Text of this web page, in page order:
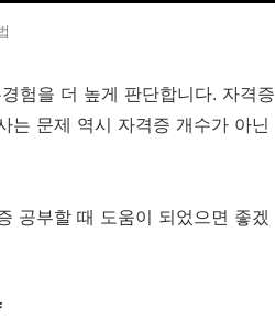
험을 더 높게 판단합니다. 자격증
는 문제 역시 자격증 개수가 아닌
공부할 때 도움이 되었으면 좋겠